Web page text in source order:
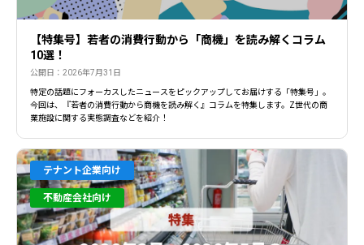
【特集号】若者の消費行動から「商機」を読み解くコラム
10選！
公開日：2026年7月31日
特定の話題にフォーカスしたニュースをピックアップしてお届けする「特集号」。
今回は、『若者の消費行動から商機を読み解く』コラムを特集します。Z世代の商
業施設に関する実態調査などを紹介！
テナント企業向け
不動産会社向け